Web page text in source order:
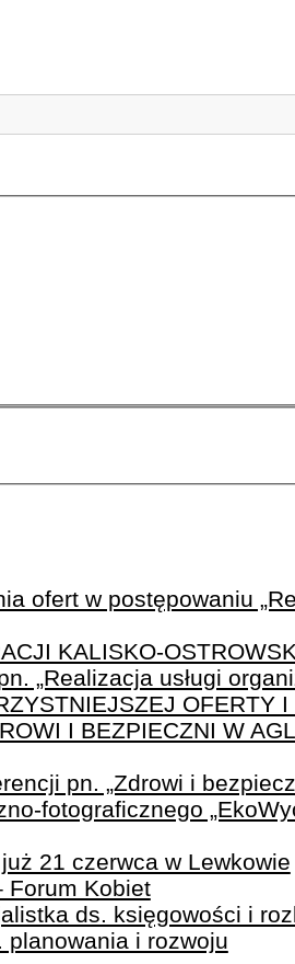
ofert w postępowaniu
KALISKO-
„Realizacja usługi
OFERTY
I BEZPIECZNI W
pn. „Zdrowi i
fotograficznego
21 czerwca w Lewkowie
Forum Kobiet
ds. księgowości i
i rozwoju